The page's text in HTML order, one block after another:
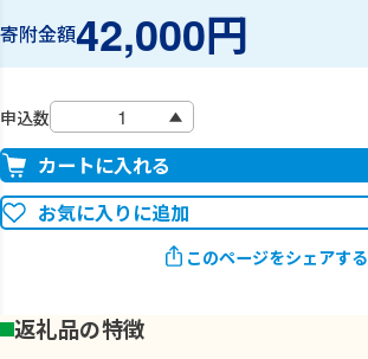
寄附金額42,000円
申込数
カートに入れる
お気に入りに追加
このページをシェアする
返礼品の特徴